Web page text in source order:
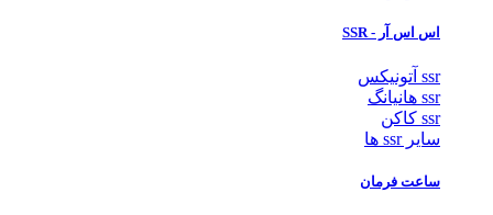
اس اس آر - SSR
ssr آتونیکس
ssr هانیانگ
ssr کاکن
سایر ssr ها
ساعت فرمان